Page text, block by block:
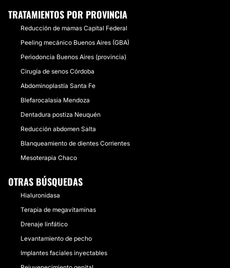
TRATAMIENTOS POR PROVINCIA
Reducción de mamas Capital Federal
Peeling mecánico Buenos Aires (GBA)
Periodoncia Buenos Aires (provincia)
Cirugía de senos Córdoba
Abdominoplastía Santa Fe
Blefarocalasia Mendoza
Dentadura postiza Neuquén
Reducción abdomen Salta
Blanqueamiento de dientes Corrientes
Mesoterapia Chaco
OTRAS BÚSQUEDAS
Hialuronidasa
Terapia de megavitaminas
Drenaje linfático
Levantamiento de pecho
Implantes faciales inyectables